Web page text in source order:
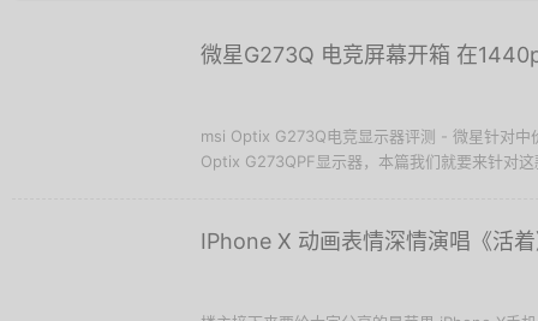
微星G273Q 电竞屏幕开箱 在
msi Optix G273Q电竞显示器评测 - 微星针对
Optix G273QPF显示器，本篇我们就要来针对
IPhone X 动画表情深情演唱《活